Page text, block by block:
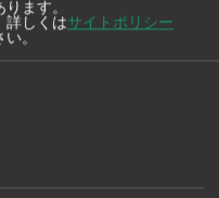
ける前に知っておき
ます。
詳しくはサイトポリシー
。